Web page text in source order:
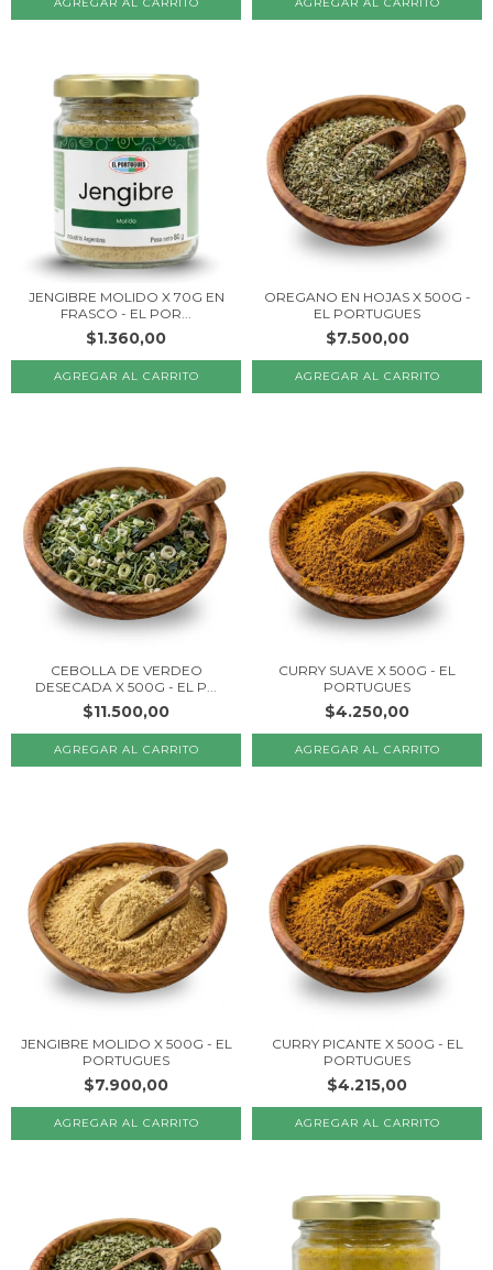
JENGIBRE MOLIDO X 70G EN
FRASCO - EL POR...
$1.360,00
OREGANO EN HOJAS X 500G -
EL PORTUGUES
$7.500,00
CEBOLLA DE VERDEO
DESECADA X 500G - EL P...
$11.500,00
CURRY SUAVE X 500G - EL
PORTUGUES
$4.250,00
JENGIBRE MOLIDO X 500G - EL
PORTUGUES
$7.900,00
CURRY PICANTE X 500G - EL
PORTUGUES
$4.215,00